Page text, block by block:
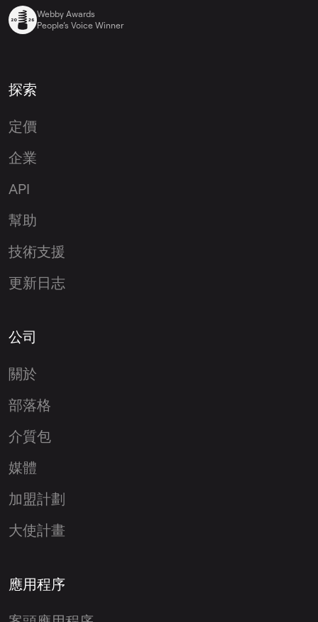
Webby Awards
People’s Voice Winner
探索
定價
企業
API
幫助
技術支援
更新日志
公司
關於
部落格
介質包
媒體
加盟計劃
大使計畫
應用程序